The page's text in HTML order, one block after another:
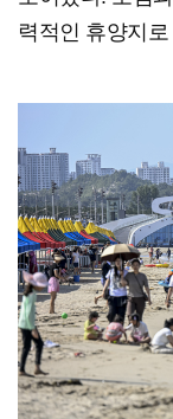
력적인 휴양지